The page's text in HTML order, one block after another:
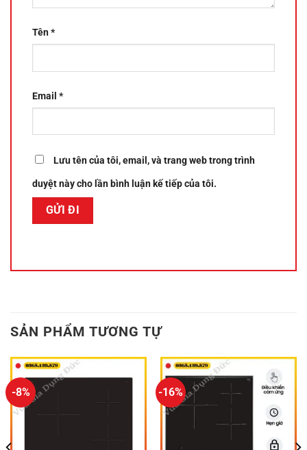
Tên*
Email *
Lưu tên của tôi, email, và trang web trong trình
duyệt này cho lần bình luận kế tiếp của tôi.
SẢN PHẨM TƯƠNG TỰ
-8% -16%